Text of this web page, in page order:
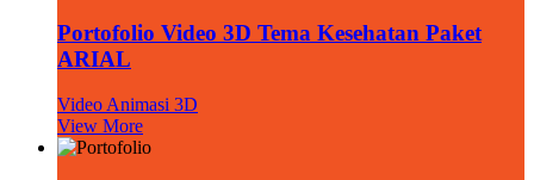
Portofolio Video 3D Tema Kesehatan Paket
ARIAL
Video Animasi 3D
View More